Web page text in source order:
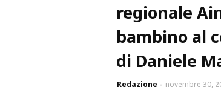
regionale
bambino al
di Daniele
Redazione novembre 30,